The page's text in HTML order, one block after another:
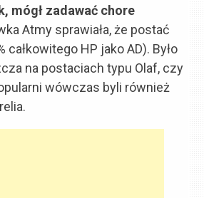
mógł zadawać chore
Atmy sprawiała, że postać
całkowitego HP jako AD). Było
na postaciach typu Olaf, czy
wówczas byli również